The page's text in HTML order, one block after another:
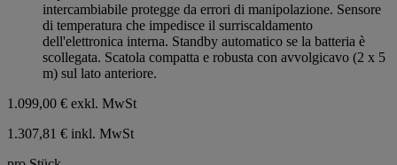
intercambiabile protegge da errori di manipolazione. Sensore
di temperatura che impedisce il surriscaldamento
dell'elettronica interna. Standby automatico se la batteria è
scollegata. Scatola compatta e robusta con avvolgicavo (2 x 5
m) sul lato anteriore.
1.099,00 € exkl. MwSt
1.307,81 € inkl. MwSt